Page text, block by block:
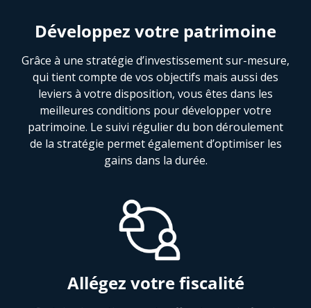
Développez votre patrimoine
Grâce à une stratégie d’investissement sur-mesure,
qui tient compte de vos objectifs mais aussi des
leviers à votre disposition, vous êtes dans les
meilleures conditions pour développer votre
patrimoine. Le suivi régulier du bon déroulement
de la stratégie permet également d’optimiser les
gains dans la durée.
Allégez votre fiscalité